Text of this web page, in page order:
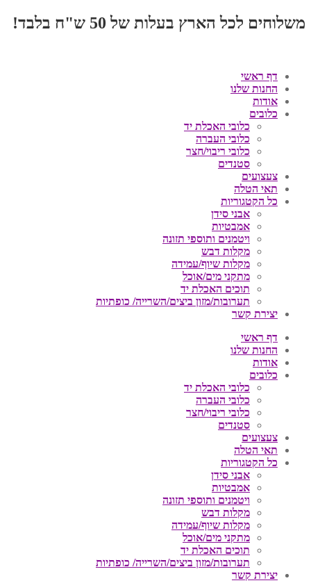
משלוחים לכל הארץ בעלות של 50 ש"ח בלבד!
דף ראשי
החנות שלנו
אודות
כלובים
כלובי האכלת יד
כלובי העברה
כלובי ריבוי/חצר
סטנדים
צעצועים
תאי הטלה
כל הקטגוריות
אבני סידן
אמבטיות
ויטמנים ותוספי תזונה
מקלות דבש
מקלות שיוף/עמידה
מתקני מים/אוכל
תוכים האכלת יד
תערובות/מזון ביצים/השרייה/ כופתיות
יצירת קשר
דף ראשי
החנות שלנו
אודות
כלובים
כלובי האכלת יד
כלובי העברה
כלובי ריבוי/חצר
סטנדים
צעצועים
תאי הטלה
כל הקטגוריות
אבני סידן
אמבטיות
ויטמנים ותוספי תזונה
מקלות דבש
מקלות שיוף/עמידה
מתקני מים/אוכל
תוכים האכלת יד
תערובות/מזון ביצים/השרייה/ כופתיות
יצירת קשר